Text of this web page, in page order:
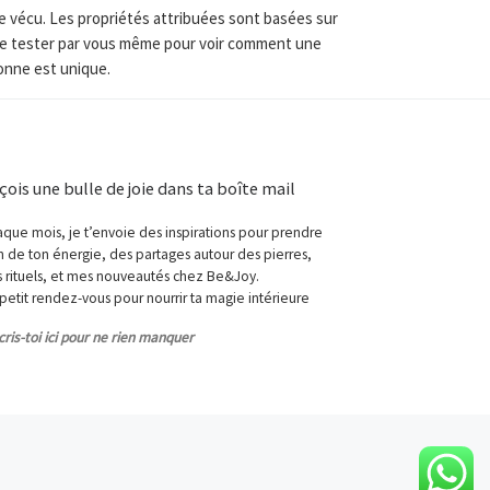
Les propriétés attribuées sont basées sur
par vous même pour voir comment une
est unique.
une bulle de joie dans ta boîte mail
mois, je t’envoie des inspirations pour prendre
de ton énergie, des partages autour des pierres,
rituels, et mes nouveautés chez Be&Joy.
rendez-vous pour nourrir ta magie intérieure
toi ici pour ne rien manquer